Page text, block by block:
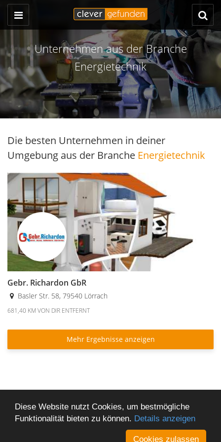
Unternehmen aus der Branche
Energietechnik
Die besten Unternehmen in deiner
Umgebung aus der Branche Energietechnik
Premium
Gebr. Richardon GbR
Basler Str. 58, 79540 Lörrach
681,40 KM VON DIR ENTFERNT
Mehr Ergebnisse anzeigen
Diese Website nutzt Cookies, um bestmögliche
Funktionalität bieten zu können. Details anzeigen
Cookies zulassen